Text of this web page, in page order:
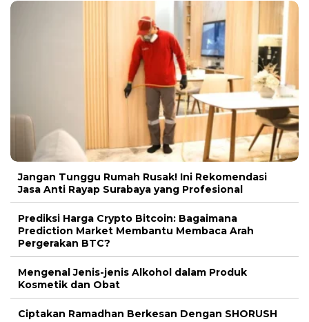
Jangan Tunggu Rumah Rusak! Ini Rekomendasi
Jasa Anti Rayap Surabaya yang Profesional
Prediksi Harga Crypto Bitcoin: Bagaimana
Prediction Market Membantu Membaca Arah
Pergerakan BTC?
Mengenal Jenis-jenis Alkohol dalam Produk
Kosmetik dan Obat
Ciptakan Ramadhan Berkesan Dengan SHORUSH